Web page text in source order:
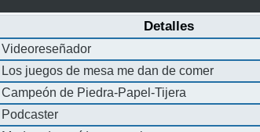
Detalles
Videoreseñador
Los juegos de mesa me dan de comer
Campeón de Piedra-Papel-Tijera
Podcaster